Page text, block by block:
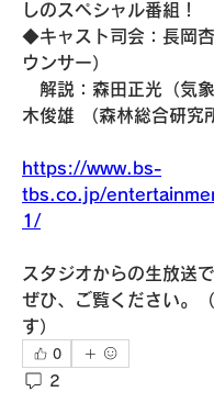
しのスペシャル番組！
◆キャスト司会：長岡
ウンサー）
解説：森田正光（気
木俊雄 （森林総合研究
https://www.bs-
tbs.co.jp/
1/
スタジオからの生放送で
ぜひ、ご覧ください。
す）
0
2